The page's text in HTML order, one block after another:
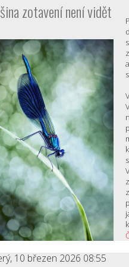
zotavení není vidět
10 březen 2026 08:55